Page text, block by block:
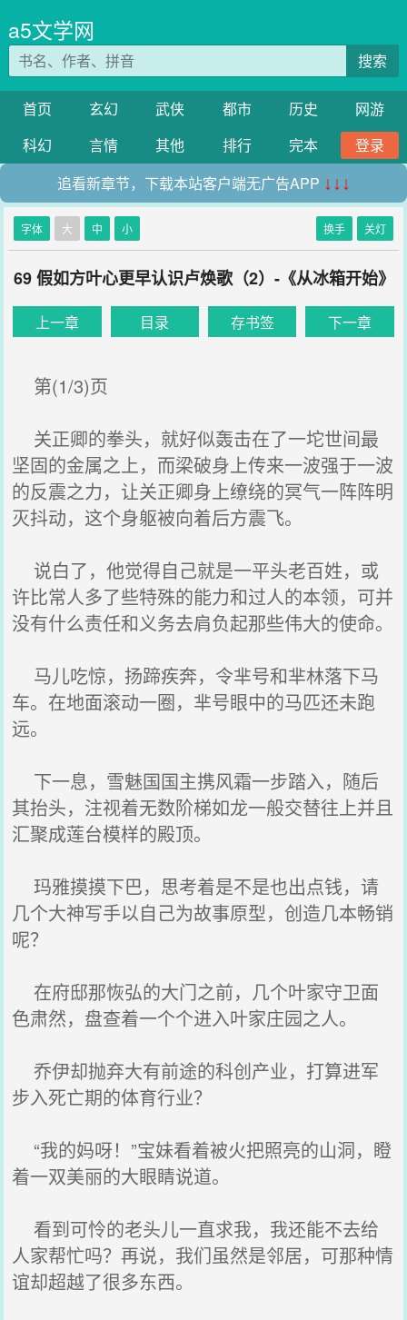
a5文学网
搜索
首页 玄幻 武侠 都市 历史
网游
科幻
言情 其他 排行 完本
登录
追看新章节，下载本站客户端无广告APP ↓↓↓
字体 大 中 小 换手 关灯
69 假如方叶心更早认识卢焕歌（2）-《从冰箱开始》
上一章 目录 存书签 下一章
第(1/3)页
关正卿的拳头，就好似轰击在了一坨世间最
坚固的金属之上，而梁破身上传来一波强于一波
的反震之力，让关正卿身上缭绕的冥气一阵阵明
灭抖动，这个身躯被向着后方震飞。
说白了，他觉得自己就是一平头老百姓，或
许比常人多了些特殊的能力和过人的本领，可并
没有什么责任和义务去肩负起那些伟大的使命。
马儿吃惊，扬蹄疾奔，令芈号和芈林落下马
车。在地面滚动一圈，芈号眼中的马匹还未跑
远。
下一息，雪魅国国主携风霜一步踏入，随后
其抬头，注视着无数阶梯如龙一般交替往上并且
汇聚成莲台模样的殿顶。
玛雅摸摸下巴，思考着是不是也出点钱，请
几个大神写手以自己为故事原型，创造几本畅销
呢？
在府邸那恢弘的大门之前，几个叶家守卫面
色肃然，盘查着一个个进入叶家庄园之人。
乔伊却抛弃大有前途的科创产业，打算进军
步入死亡期的体育行业？
“我的妈呀！”宝妹看着被火把照亮的山洞，瞪
着一双美丽的大眼睛说道。
看到可怜的老头儿一直求我，我还能不去给
人家帮忙吗？再说，我们虽然是邻居，可那种情
谊却超越了很多东西。